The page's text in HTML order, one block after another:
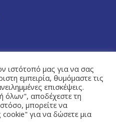
ιστότοπό μας για να σας
εμπειρία, θυμόμαστε τις
επισκέψεις.
όλων", αποδέχεστε τη
μπορείτε να
cookie" για να δώσετε μια